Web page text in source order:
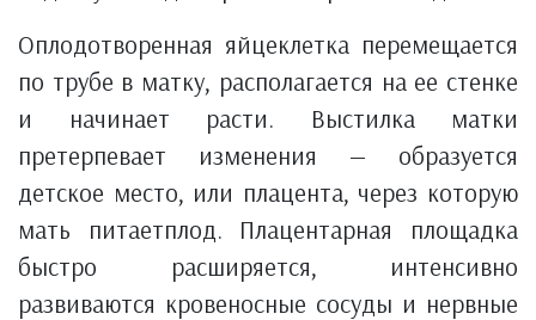
Оплодотворенная яйцеклетка перемещается
по трубе в матку, располагается на ее стенке
и начинает расти. Выстилка матки
претерпевает изменения — образуется
детское место, или плацента, через которую
мать питаетплод. Плацентарная площадка
быстро расширяется, интенсивно
развиваются кровеносные сосуды и нервные